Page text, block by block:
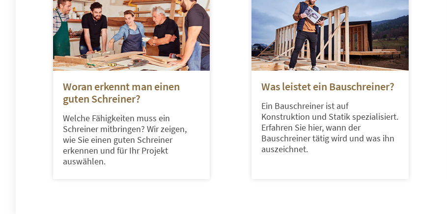
Woran erkennt man einen
guten Schreiner?
Welche Fähigkeiten muss ein
Schreiner mitbringen? Wir zeigen,
wie Sie einen guten Schreiner
erkennen und für Ihr Projekt
auswählen.
Was leistet ein Bauschreiner?
Ein Bauschreiner ist auf
Konstruktion und Statik spezialisiert.
Erfahren Sie hier, wann der
Bauschreiner tätig wird und was ihn
auszeichnet.